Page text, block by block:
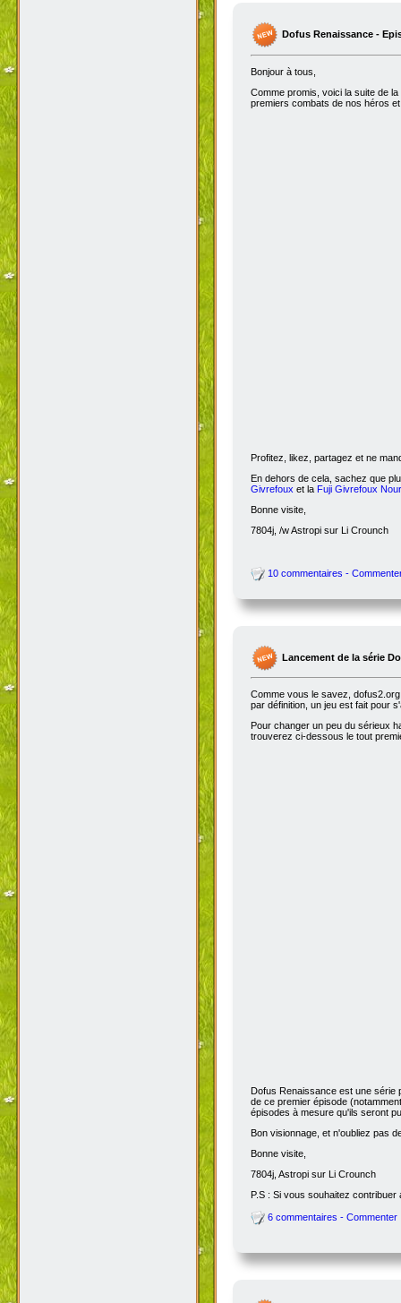
Dofus Renaissance -
Bonjour à tous,
Comme promis, voici la suite de
premiers combats de nos héros
Profitez, likez, partagez et ne
En dehors de cela, sachez que
Givrefoux et la Fuji Givrefoux
Bonne visite,
7804j, /w Astropi sur Li Crounch
10 commentaires -
Lancement de la série
Comme vous le savez,
par définition, un jeu est fait pour
Pour changer un peu du sérieux
trouverez ci-dessous le tout
Dofus Renaissance est une série
de ce premier épisode
épisodes à mesure qu'ils seront
Bon visionnage, et n'oubliez pas
Bonne visite,
7804j, Astropi sur Li Crounch
P.S : Si vous souhaitez
6 commentaires - Commenter